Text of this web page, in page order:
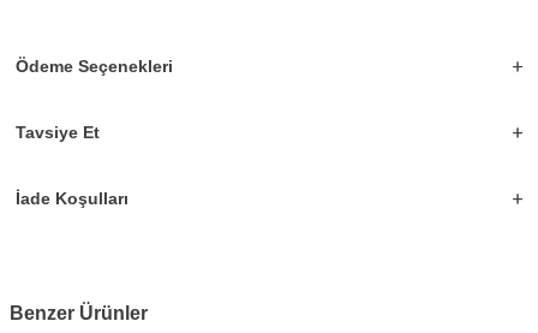
Ödeme Seçenekleri
Tavsiye Et
İade Koşulları
Benzer Ürünler